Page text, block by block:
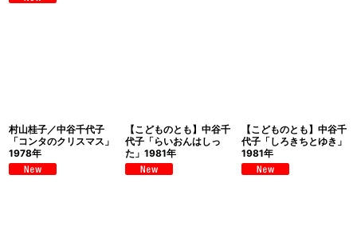
村山桂子／中谷千代子
「コンタのクリスマス」
1978年
【こどものとも】中谷千
代子「らいおんはしっ
た」1981年
【こどものとも】中谷千
代子「しろきちとゆき」
1981年